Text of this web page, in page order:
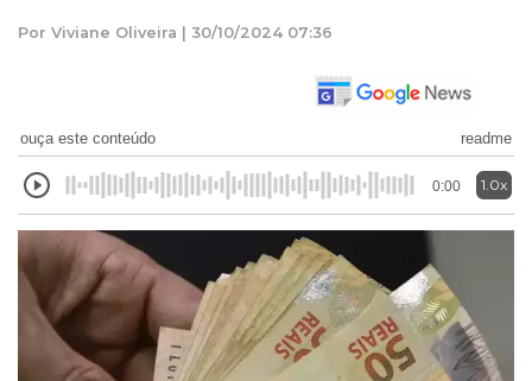
Por Viviane Oliveira | 30/10/2024 07:36
ouça este conteúdo readme
0:00 1.0x